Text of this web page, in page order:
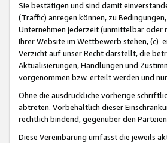
Sie bestätigen und sind damit
(Traffic) anregen können, zu
Unternehmen jederzeit (unmittelbar oder
Ihrer Website im Wettbewerb stehen, (c)
Verzicht auf unser Recht darstellt, die
Aktualisierungen, Handlungen und
vorgenommen bzw. erteilt werden und
Ohne die ausdrückliche vorherige
abtreten. Vorbehaltlich dieser
rechtlich bindend, gegenüber den
Diese Vereinbarung umfasst die jeweils